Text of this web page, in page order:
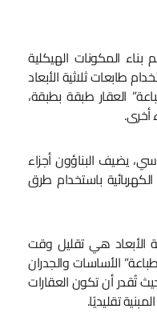
بناء المكونات الهيكلية
طابعات ثلاثية الأبعاد
العقار طبقة بطبقة،
أخرى.
يضيف البناؤون أجزاء
باستخدام طرق
الأبعاد هي تقليل وقت
الأساسات والجدران
حيث تُقدر أن تكون العقارات